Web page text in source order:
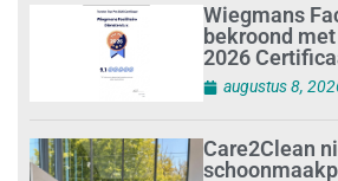
Wiegmans
bekroond
2026
augustus 8,
Care2Clean